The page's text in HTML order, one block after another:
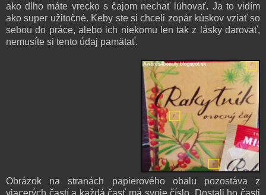
ako dlho máte vrecko s čajom nechať lúhovať. Ja to vidím
ako super užitočné. Keby ste si chceli zopár kúskov vziať so
sebou do práce, alebo ich niekomu len tak z lásky darovať,
nemusíte si tento údaj pamätať.
Obrázok na stranách papierového obalu pozostáva z
viacerých častí a každá časť má svoje číslo. Dostali ho časti